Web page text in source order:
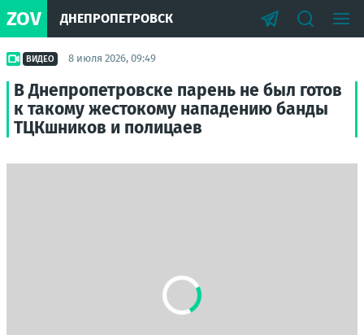
ZOV ДНЕПРОПЕТРОВСК
ВИДЕО 8 июля 2026, 09:49
В Днепропетровске парень не был готов
к такому жестокому нападению банды
ТЦКшников и полицаев